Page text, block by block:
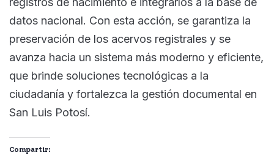
datos nacional. Con esta acción, se garantiza la
preservación de los acervos registrales y se
avanza hacia un sistema más moderno y eficiente,
que brinde soluciones tecnológicas a la
ciudadanía y fortalezca la gestión documental en
San Luis Potosí.
Compartir: